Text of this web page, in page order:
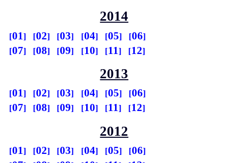
2014
01 02 03 04 05
06
07
08 09 10 11 12
2013
01 02 03 04 05
06
07
08 09 10 11 12
2012
01 02 03 04 05
06